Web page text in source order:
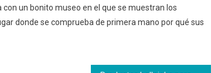
un bonito museo en el que se muestran los
donde se comprueba de primera mano por qué sus